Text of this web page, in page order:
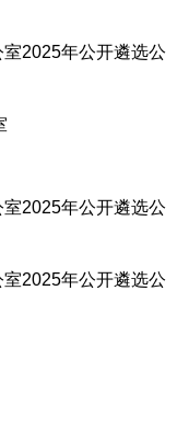
2025年公开遴选公
2025年公开遴选公
2025年公开遴选公